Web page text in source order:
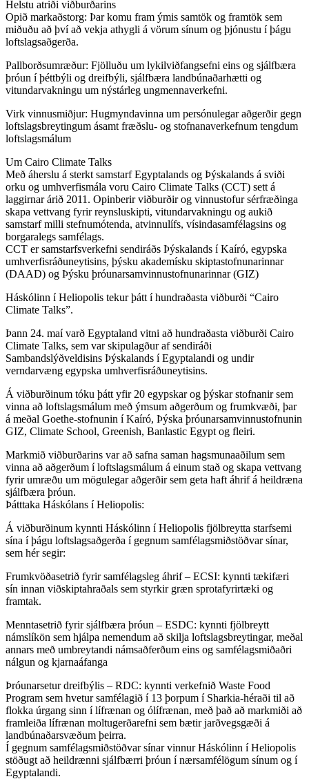
Helstu atriði viðburðarins
Opið markaðstorg: Þar komu fram ýmis samtök og framtök sem
miðuðu að því að vekja athygli á vörum sínum og þjónustu í þágu
loftslagsaðgerða.
Pallborðsumræður: Fjölluðu um lykilviðfangsefni eins og sjálfbæra
þróun í þéttbýli og dreifbýli, sjálfbæra landbúnaðarhætti og
vitundarvakningu um nýstárleg ungmennaverkefni.
Virk vinnusmiðjur: Hugmyndavinna um persónulegar aðgerðir gegn
loftslagsbreytingum ásamt fræðslu- og stofnanaverkefnum tengdum
loftslagsmálum
Um Cairo Climate Talks
Með áherslu á sterkt samstarf Egyptalands og Þýskalands á sviði
orku og umhverfismála voru Cairo Climate Talks (CCT) sett á
laggirnar árið 2011. Opinberir viðburðir og vinnustofur sérfræðinga
skapa vettvang fyrir reynsluskipti, vitundarvakningu og aukið
samstarf milli stefnumótenda, atvinnulífs, vísindasamfélagsins og
borgaralegs samfélags.
CCT er samstarfsverkefni sendiráðs Þýskalands í Kaíró, egypska
umhverfisráðuneytisins, þýsku akademísku skiptastofnunarinnar
(DAAD) og Þýsku þróunarsamvinnustofnunarinnar (GIZ)
Háskólinn í Heliopolis tekur þátt í hundraðasta viðburði “Cairo
Climate Talks”.
Þann 24. maí varð Egyptaland vitni að hundraðasta viðburði Cairo
Climate Talks, sem var skipulagður af sendiráði
Sambandslýðveldisins Þýskalands í Egyptalandi og undir
verndarvæng egypska umhverfisráðuneytisins.
Á viðburðinum tóku þátt yfir 20 egypskar og þýskar stofnanir sem
vinna að loftslagsmálum með ýmsum aðgerðum og frumkvæði, þar
á meðal Goethe-stofnunin í Kaíró, Þýska þróunarsamvinnustofnunin
GIZ, Climate School, Greenish, Banlastic Egypt og fleiri.
Markmið viðburðarins var að safna saman hagsmunaaðilum sem
vinna að aðgerðum í loftslagsmálum á einum stað og skapa vettvang
fyrir umræðu um mögulegar aðgerðir sem geta haft áhrif á heildræna
sjálfbæra þróun.
Þátttaka Háskólans í Heliopolis:
Á viðburðinum kynnti Háskólinn í Heliopolis fjölbreytta starfsemi
sína í þágu loftslagsaðgerða í gegnum samfélagsmiðstöðvar sínar,
sem hér segir:
Frumkvöðasetrið fyrir samfélagsleg áhrif – ECSI: kynnti tækifæri
sín innan viðskiptahraðals sem styrkir græn sprotafyrirtæki og
framtak.
Menntasetrið fyrir sjálfbæra þróun – ESDC: kynnti fjölbreytt
námslíkön sem hjálpa nemendum að skilja loftslagsbreytingar, meðal
annars með umbreytandi námsaðferðum eins og samfélagsmiðaðri
nálgun og kjarnaáfanga
Þróunarsetur dreifbýlis – RDC: kynnti verkefnið Waste Food
Program sem hvetur samfélagið í 13 þorpum í Sharkia-héraði til að
flokka úrgang sinn í lífrænan og ólífrænan, með það að markmiði að
framleiða lífrænan moltugerðarefni sem bætir jarðvegsgæði á
landbúnaðarsvæðum þeirra.
Í gegnum samfélagsmiðstöðvar sínar vinnur Háskólinn í Heliopolis
stöðugt að heildrænni sjálfbærri þróun í nærsamfélögum sínum og í
Egyptalandi.